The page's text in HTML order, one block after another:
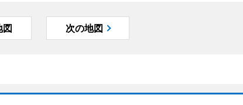
図 次の地図